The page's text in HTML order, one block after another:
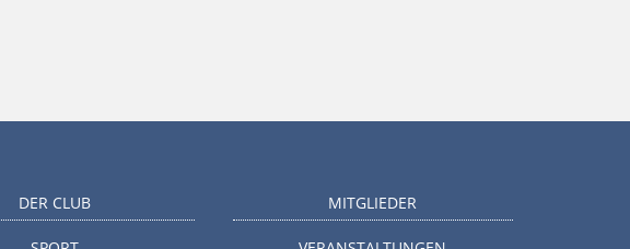
DER CLUB MITGLIEDER